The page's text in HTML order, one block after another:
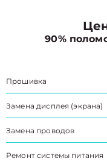
90%
Прошивка
Замена дисплея (экрана)
Замена проводов
Ремонт системы питания